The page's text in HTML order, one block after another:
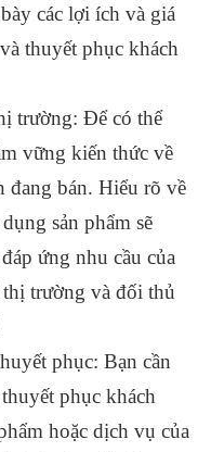
các lợi ích và giá
thuyết phục khách
trường: Để có thể
vững kiến thức về
đang bán. Hiểu rõ về
sản phẩm sẽ
ứng nhu cầu của
trường và đối thủ
phục: Bạn cần
phục khách
hoặc dịch vụ của